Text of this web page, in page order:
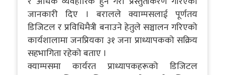
जानकारी दिए । बरालले क्याम्पसलाई पूर्णतय
डिजिटल र प्रविधिमैत्री बनाउने हेतुले सञ्चालन गरिएको
कार्यशालामा जनप्रियका ३१ जना प्राध्यापकको सक्रिय
सहभागिता रहेको बताए ।
क्याम्पसमा कार्यरत प्राध्यापकहरूको डिजिटल